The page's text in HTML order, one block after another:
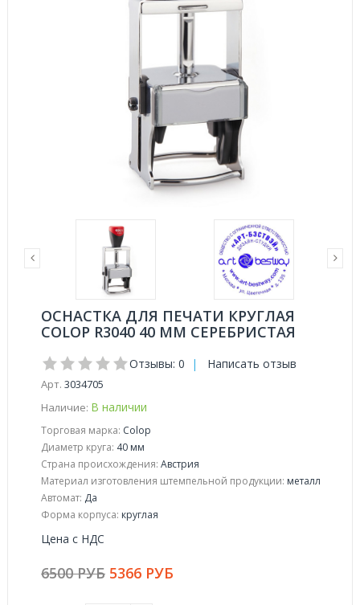
ОСНАСТКА ДЛЯ ПЕЧАТИ КРУГЛАЯ
COLOP R3040 40 ММ СЕРЕБРИСТАЯ
Отзывы: 0 | Написать отзыв
Арт. 3034705
Наличие: В наличии
Торговая марка: Colop
Диаметр круга: 40 мм
Страна происхождения: Австрия
Материал изготовления штемпельной продукции: металл
Автомат: Да
Форма корпуса: круглая
Цена с НДС
6500 РУБ 5366 РУБ